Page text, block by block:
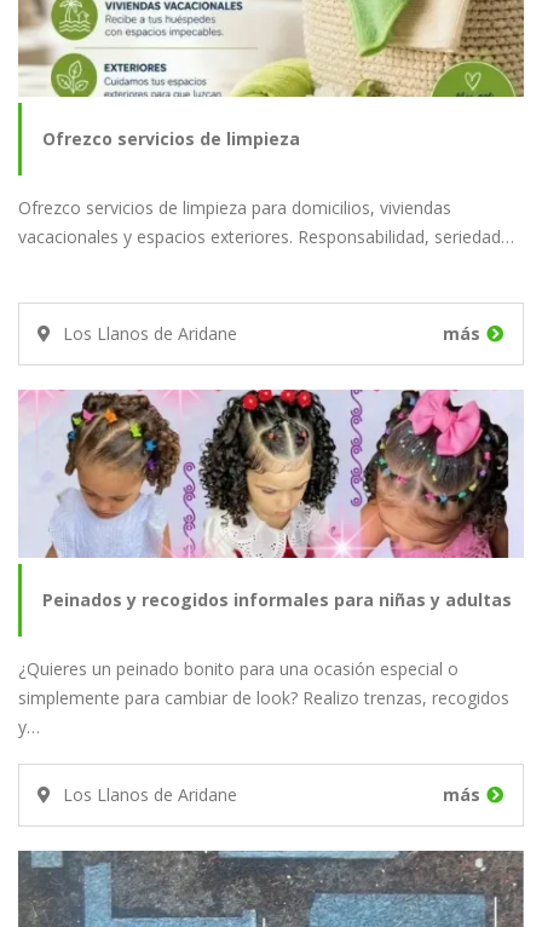
Ofrezco servicios de limpieza
Ofrezco servicios de limpieza para domicilios, viviendas
vacacionales y espacios exteriores. Responsabilidad, seriedad…
Los Llanos de Aridane más
Peinados y recogidos informales para niñas y adultas
¿Quieres un peinado bonito para una ocasión especial o
simplemente para cambiar de look? Realizo trenzas, recogidos
y…
Los Llanos de Aridane más